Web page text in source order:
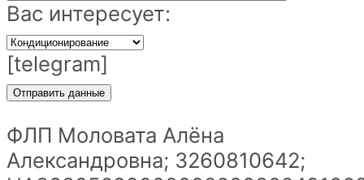
Вас интересует:
[telegram]
ФЛП Моловата Алёна
Александровна; 3260810642;